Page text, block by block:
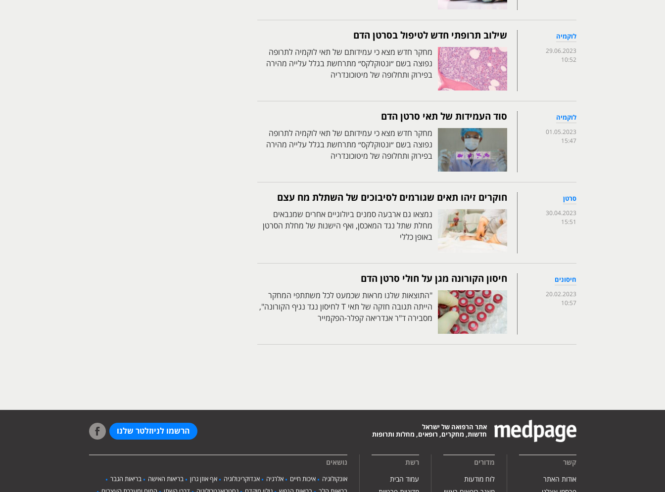
לוקמיה
29.06.2023
10:52
שילוב תרופתי חדש לטיפול בסרטן הדם
מחקר חדש מצא כי עמידותם של תאי לוקמיה לתרופה
נפוצה בשם ״ונטוקלקס״ מתרחשת בגלל עלייה מהירה
בפירוק ותחלופה של מיטוכונדריה
לוקמיה
01.05.2023
15:47
סוד העמידות של תאי סרטן הדם
מחקר חדש מצא כי עמידותם של תאי לוקמיה לתרופה
נפוצה בשם ״ונטוקלקס״ מתרחשת בגלל עלייה מהירה
בפירוק ותחלופה של מיטוכונדריה
סרטן
30.04.2023
15:51
חוקרים זיהו תאים שגורמים לסיבוכים של השתלת מח עצם
נמצאו גם ארבעה סמנים ביולוגיים אחרים שמנבאים
מחלת שתל נגד המאכסן, ואף הישנות של מחלת הסרטן
באופן כללי
חיסונים
20.02.2023
10:57
חיסון הקורונה מגן על חולי סרטן הדם
"התוצאות שלנו מראות שכמעט לכל משתתפי המחקר
הייתה תגובה חזקה של תאי T לחיסון נגד נגיף הקורונה",
מסבירה ד"ר אנדריאה קפלר-הפקמייר
אתר הרפואה של ישראל
חדשות, מחקרים, רופאים, מחלות ותרופות
הרשמו לניוזלטר שלנו
קשר
אודות האתר
מדורים
לוח מודעות
רשת
עמוד הבית
נושאים
אונקולוגיה איכות חיים אלרגיה אנדוקרינולוגיה אף אוזן גרון בריאות האישה
בריאות הגבר